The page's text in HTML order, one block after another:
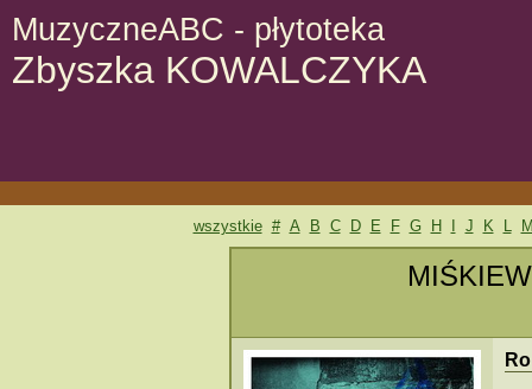
MuzyczneABC - płytoteka
Zbyszka KOWALCZYKA
wszystkie # A B C D E F G H J K L